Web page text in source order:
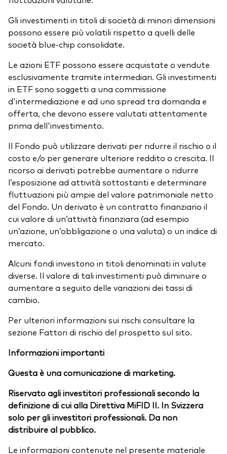
Gli investimenti in titoli di società di minori dimensioni
possono essere più volatili rispetto a quelli delle
società blue-chip consolidate.
Le azioni ETF possono essere acquistate o vendute
esclusivamente tramite intermediari. Gli investimenti
in ETF sono soggetti a una commissione
d'intermediazione e ad uno spread tra domanda e
offerta, che devono essere valutati attentamente
prima dell'investimento.
Il Fondo può utilizzare derivati per ridurre il rischio o il
costo e/o per generare ulteriore reddito o crescita. Il
ricorso ai derivati potrebbe aumentare o ridurre
l’esposizione ad attività sottostanti e determinare
fluttuazioni più ampie del valore patrimoniale netto
del Fondo. Un derivato è un contratto finanziario il
cui valore di un’attività finanziara (ad esempio
un’azione, un’obbligazione o una valuta) o un indice di
mercato.
Alcuni fondi investono in titoli denominati in valute
diverse. Il valore di tali investimenti può diminuire o
aumentare a seguito delle variazioni dei tassi di
cambio.
Per ulteriori informazioni sui rischi consultare la
sezione Fattori di rischio del prospetto sul sito.
Informazioni importanti
Questa è una comunicazione di marketing.
Riservato agli investitori professionali secondo la
definizione di cui alla Direttiva MiFID II. In Svizzera
solo per gli investitori professionali. Da non
distribuire al pubblico.
Le informazioni contenute nel presente materiale